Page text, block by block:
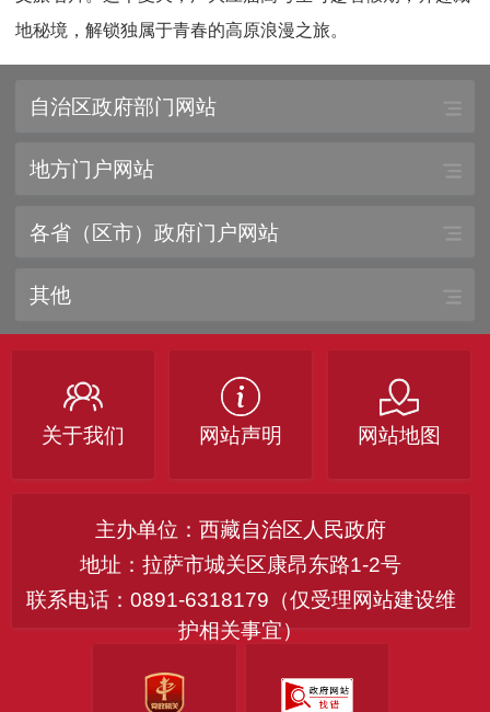
地秘境，解锁独属于青春的高原浪漫之旅。
自治区政府部门网站
地方门户网站
各省（区市）政府门户网站
其他
关于我们 网站声明 网站地图
主办单位：西藏自治区人民政府
地址：拉萨市城关区康昂东路1-2号
联系电话：0891-6318179（仅受理网站建设维
护相关事宜）